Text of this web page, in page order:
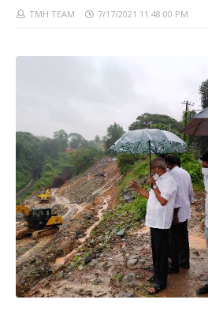
TMH TEAM 7/17/2021 11:48:00 PM